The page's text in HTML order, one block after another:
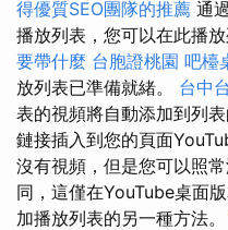
得優質SEO團隊的推薦 通
播放列表，您可以在此播
要帶什麼 台胞證桃園 吧檯
放列表已準備就緒。 台中
表的視頻將自動添加到列
鏈接插入到您的頁面
沒有視頻，但是您可以照
同，這僅在YouTube桌面
加播放列表的另一種方法。